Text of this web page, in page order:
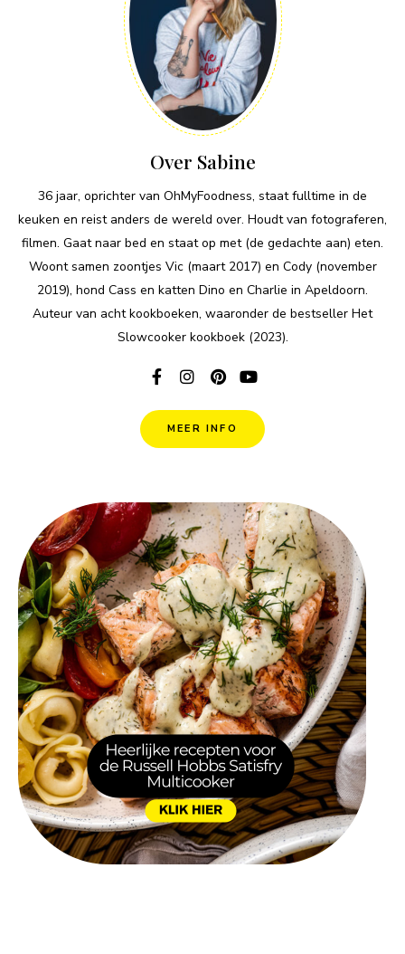
Over Sabine
36 jaar, oprichter van OhMyFoodness, staat fulltime in de
keuken en reist anders de wereld over. Houdt van fotograferen,
filmen. Gaat naar bed en staat op met (de gedachte aan) eten.
Woont samen zoontjes Vic (maart 2017) en Cody (november
2019), hond Cass en katten Dino en Charlie in Apeldoorn.
Auteur van acht kookboeken, waaronder de bestseller Het
Slowcooker kookboek (2023).
MEER INFO